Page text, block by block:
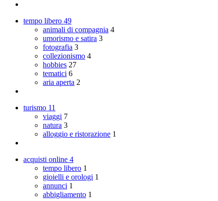
tempo libero 49
animali di compagnia 4
umorismo e satira 3
fotografia 3
collezionismo 4
hobbies 27
tematici 6
aria aperta 2
turismo 11
viaggi 7
natura 3
alloggio e ristorazione 1
acquisti online 4
tempo libero 1
gioielli e orologi 1
annunci 1
abbigliamento 1